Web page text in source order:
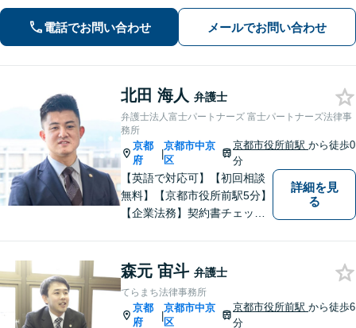
てはお任せください。【子連れ対応
可】【土日夜間対応】
電話でお問い合わせ メールでお問い合わせ
北田 海人 弁護士
弁護士法人富士パートナーズ 富士パートナーズ法律事
務所
京都
府
|
京都市中京
区
京都市役所前駅から徒歩0
分
【英語で対応可】【初回相談
無料】【京都市役所前駅5分】
【企業法務】契約書チェッ
導、フリーランス・スタート
アップ支援など、幅広いご相
談に対応【税務訴訟】税務調
査対応、タックスプランニン
詳細を見
る
森元 宙斗 弁護士
てらまち法律事務所
京都
府
|
京都市中京
区
京都市役所前駅から徒歩6
分